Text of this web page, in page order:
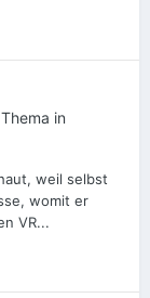
in
weil selbst
womit er
VR...